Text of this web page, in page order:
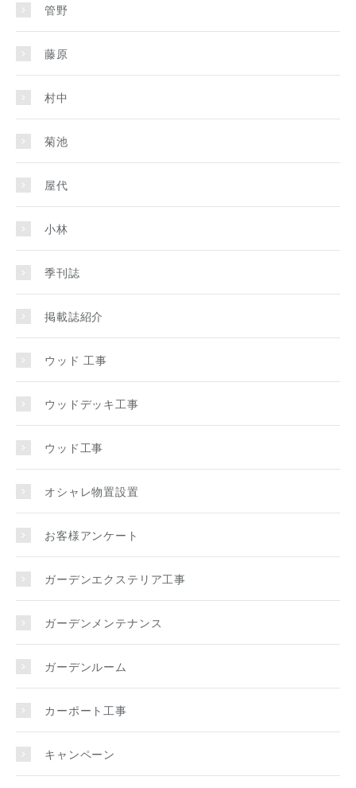
管野
藤原
村中
菊池
屋代
小林
季刊誌
掲載誌紹介
ウッド 工事
ウッドデッキ工事
ウッド工事
オシャレ物置設置
お客様アンケート
ガーデンエクステリア工事
ガーデンメンテナンス
ガーデンルーム
カーポート工事
キャンペーン